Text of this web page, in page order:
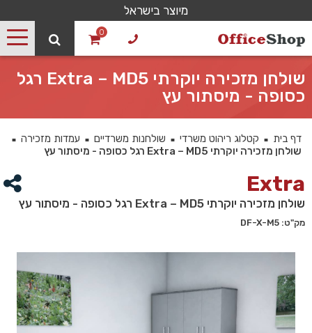
מיוצר בישראל
0
שולחן מזכירה יוקרתי Extra – MD5 רגל
כסופה - מיסתור עץ
דף בית ■ קטלוג ריהוט משרדי ■ שולחנות משרדיים ■ עמדות מזכירה ■
שולחן מזכירה יוקרתי Extra – MD5 רגל כסופה - מיסתור עץ
Extra
שולחן מזכירה יוקרתי Extra – MD5 רגל כסופה - מיסתור עץ
מק"ט: DF-X-M5